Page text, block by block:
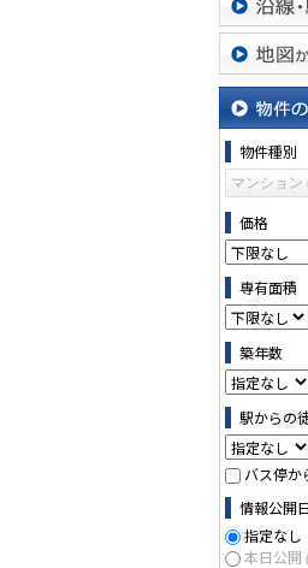
沿線・駅
地図から
物件の条
物件種別
マンション
価格
専有面積
築年数
駅からの
バス停か
情報公開
指定なし
本日公開